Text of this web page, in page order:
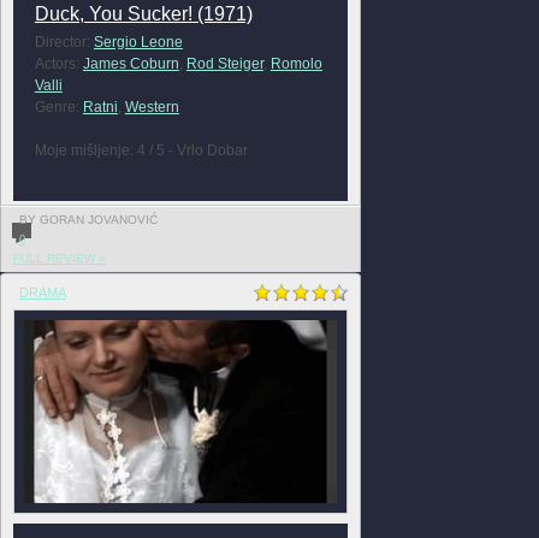
Duck, You Sucker! (1971)
Director: Sergio Leone
Actors: James Coburn Rod Steiger, Romolo
Valli
Genre: Ratni Western
Moje mišljenje: 4 / 5 - Vrlo Dobar
BY GORAN JOVANOVIĆ
0
FULL REVIEW »
DRAMA